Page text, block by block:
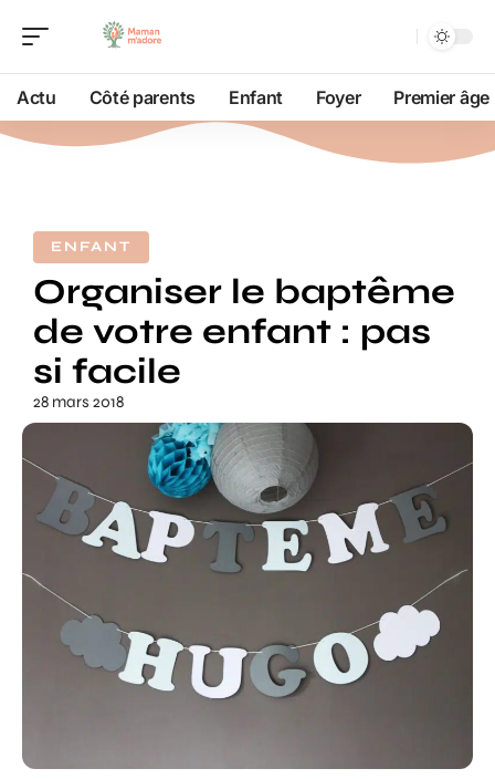
Actu Côté parents Enfant Foyer Premier âge
ENFANT
Organiser le baptême
de votre enfant : pas
si facile
28 mars 2018